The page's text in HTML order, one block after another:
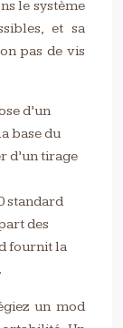
le système
et sa
pas de vis
d’un
base du
d’un tirage
standard
des
fournit la
un mod